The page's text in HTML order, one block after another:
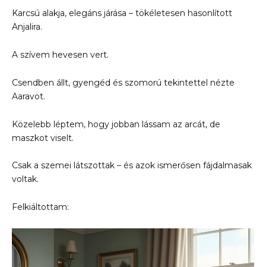
Karcsú alakja, elegáns járása – tökéletesen hasonlított
Anjalira.
A szívem hevesen vert.
Csendben állt, gyengéd és szomorú tekintettel nézte
Aaravot.
Közelebb léptem, hogy jobban lássam az arcát, de
maszkot viselt.
Csak a szemei látszottak – és azok ismerősen fájdalmasak
voltak.
Felkiáltottam: